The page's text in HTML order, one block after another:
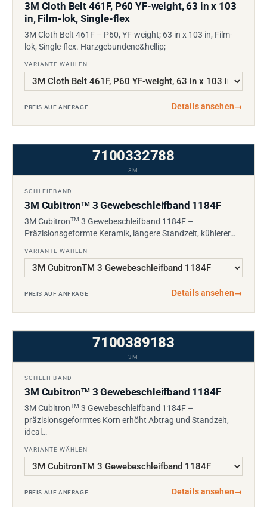
3M Cloth Belt 461F, P60 YF-weight, 63 in x 103
in, Film-lok, Single-flex
3M Cloth Belt 461F – P60, YF-weight; 63 in x 103 in, Film-
lok, Single-flex. Harzgebundene&hellip;
VARIANTE WÄHLEN
PREIS AUF ANFRAGE Details ansehen→
7100332788
3M
SCHLEIFBAND
3M CubitronTM3 Gewebeschleifband 1184F
3M CubitronTM 3 Gewebeschleifband 1184F –
Präzisionsgeformte Keramik, längere Standzeit, kühlerer…
VARIANTE WÄHLEN
PREIS AUF ANFRAGE Details ansehen→
7100389183
3M
SCHLEIFBAND
3M CubitronTM3 Gewebeschleifband 1184F
3M CubitronTM 3 Gewebeschleifband 1184F –
präzisionsgeformtes Korn erhöht Abtrag und Standzeit,
ideal…
VARIANTE WÄHLEN
PREIS AUF ANFRAGE Details ansehen→